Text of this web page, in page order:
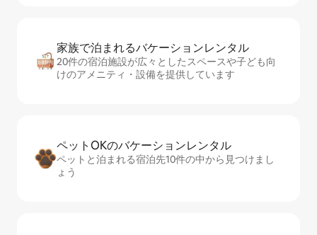
家族で泊まれるバ⁠ケ⁠ー⁠シ⁠ョ⁠ンレ⁠ン⁠タ⁠ル
20件の宿泊施設が広々としたスペースや子ども向
けのアメニティ・設備を提供しています
ペットOKのバ⁠ケ⁠ー⁠シ⁠ョ⁠ンレ⁠ン⁠タ⁠ル
ペットと泊まれる宿泊先10件の中から見つけまし
ょう